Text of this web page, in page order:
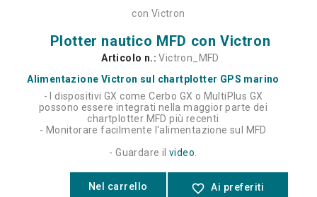
Plotter nautico MFD con Victron
Articolo n.: Victron_MFD
Alimentazione Victron sul chartplotter GPS marino
- I dispositivi GX come Cerbo GX o MultiPlus GX
possono essere integrati nella maggior parte dei
chartplotter MFD più recenti
- Monitorare facilmente l'alimentazione sul MFD
- Guardare ilvideo.
Nel carrello favorite_border Ai preferiti